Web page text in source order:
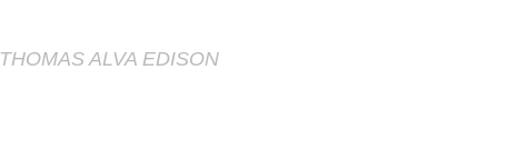
THOMAS ALVA EDISON